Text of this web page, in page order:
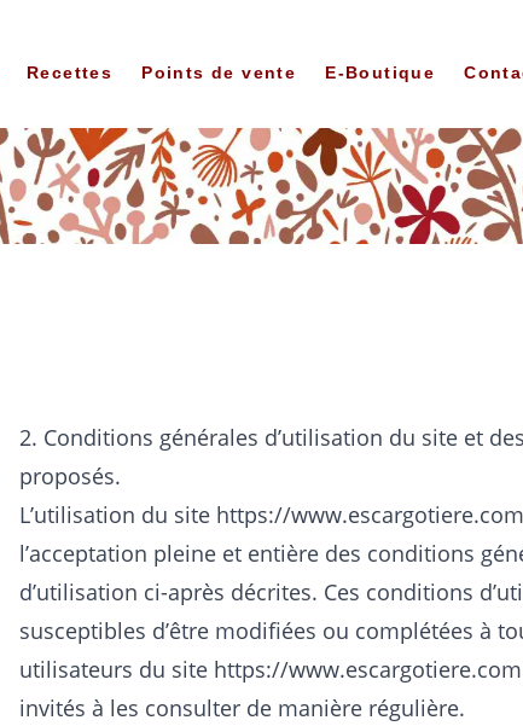
Recettes Points de vente E-Boutique
2. Conditions générales d’utilisation du site et
proposés.
L’utilisation du site https://www.escargotiere.com
l’acceptation pleine et entière des conditions
d’utilisation ci-après décrites. Ces conditions
susceptibles d’être modifiées ou complétées à
utilisateurs du site https://www.escargotiere.com
invités à les consulter de manière régulière.